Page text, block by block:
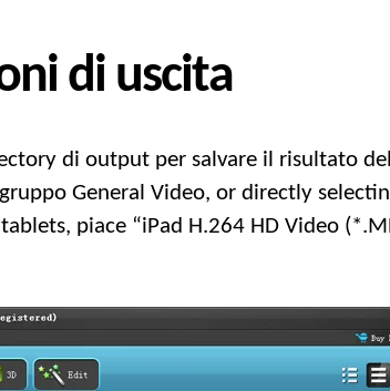
di uscita
di output per salvare il risultato
General Video, or directly
, piace “iPad H.264 HD Video